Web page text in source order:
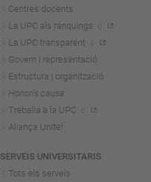
Centres docents
La UPC als rànquings
La UPC transparent
Govern i representació
Estructura i organització
Honoris causa
Treballa a la UPC
Aliança Unite!
SERVEIS UNIVERSITARIS
Tots els serveis